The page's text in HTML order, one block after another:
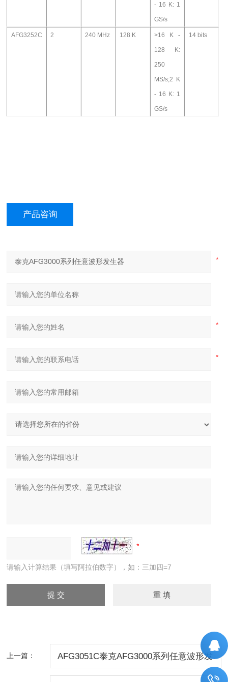
- 16 K: 1
GS/s
AFG3252C 2 240 MHz 128 K >16 K -
128 K:
250
MS/s;2 K
- 16 K: 1
GS/s
14 bits
产品咨询
请输入计算结果（填写阿拉伯数字），如：三加四=7
上一篇： AFG3051C泰克AFG3000系列任意波形发